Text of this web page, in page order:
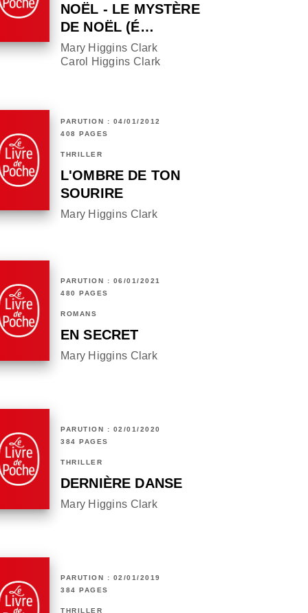
NOËL - LE MYSTÈRE
DE NOËL (É…
Mary Higgins Clark
Carol Higgins Clark
PARUTION : 04/01/2012
408 PAGES
THRILLER
L'OMBRE DE TON
SOURIRE
Mary Higgins Clark
PARUTION : 06/01/2021
480 PAGES
ROMANS
EN SECRET
Mary Higgins Clark
PARUTION : 02/01/2020
384 PAGES
THRILLER
DERNIÈRE DANSE
Mary Higgins Clark
PARUTION : 02/01/2019
384 PAGES
THRILLER